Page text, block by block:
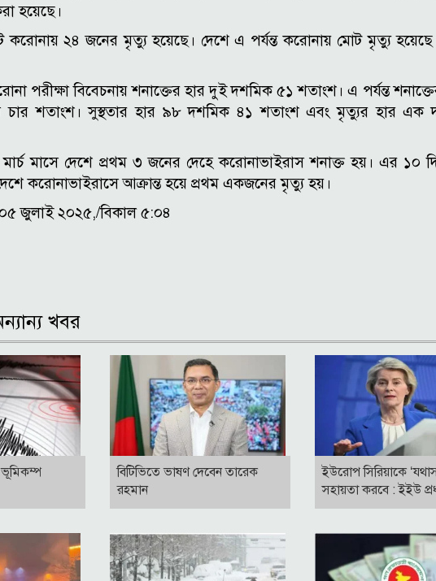
হয়েছে।
২৪ জনের মৃত্যু হয়েছে। দেশে এ পর্যন্ত করোনায় মোট মৃত্যু
পরীক্ষা বিবেচনায় শনাক্তের হার দুই দশমিক ৫১ শতাংশ। এ পর্যন্ত
শতাংশ। সুস্থতার হার ৯৮ দশমিক ৪১ শতাংশ এবং মৃত্যুর হার এক
মাসে দেশে প্রথম ৩ জনের দেহে করোনাভাইরাস শনাক্ত হয়। এর ১০
করোনাভাইরাসে আক্রান্ত হয়ে প্রথম একজনের মৃত্যু হয়।
০৫ জুলাই ২০২৫,/বিকাল ৫:০৪
খবর
বি‌টি‌ভিতে ভাষণ দেবেন তারেক
রহমান
ইউরোপ সিরিয়াকে
সহায়তা করবে : ইইউ